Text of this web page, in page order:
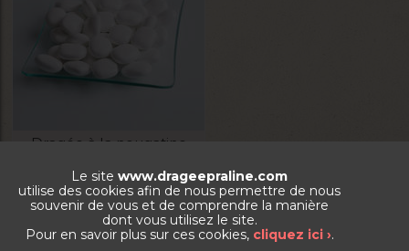
Dragée à la nougatine
La boite de 500g
15,03€
Le site www.drageepraline.com
utilise des cookies afin de nous permettre de nous
souvenir de vous et de comprendre la manière
dont vous utilisez le site.
Pour en savoir plus sur ces cookies, cliquez ici ›.